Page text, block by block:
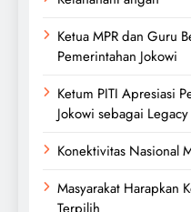
Ketua MPR dan Guru
Pemerintahan Jokowi
Ketum PITI Apresiasi
Jokowi sebagai
Konektivitas Nasional
Masyarakat Harapkan
Terpilih